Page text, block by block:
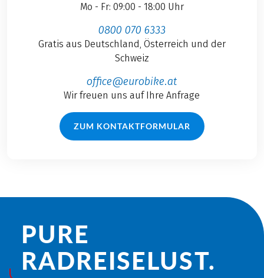
Mo - Fr: 09:00 - 18:00 Uhr
0800 070 6333
Gratis aus Deutschland, Österreich und der
Schweiz
office@eurobike.at
Wir freuen uns auf Ihre Anfrage
ZUM KONTAKTFORMULAR
PURE
RADREISE­LUST.